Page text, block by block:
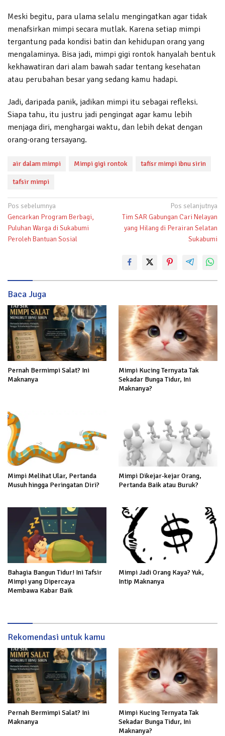
Meski begitu, para ulama selalu mengingatkan agar tidak
menafsirkan mimpi secara mutlak. Karena setiap mimpi
tergantung pada kondisi batin dan kehidupan orang yang
mengalaminya. Bisa jadi, mimpi gigi rontok hanyalah bentuk
kekhawatiran dari alam bawah sadar tentang kesehatan
atau perubahan besar yang sedang kamu hadapi.
Jadi, daripada panik, jadikan mimpi itu sebagai refleksi.
Siapa tahu, itu justru jadi pengingat agar kamu lebih
menjaga diri, menghargai waktu, dan lebih dekat dengan
orang-orang tersayang.
air dalam mimpi Mimpi gigi rontok tafisr mimpi ibnu sirin
tafsir mimpi
Navigasi
pos
Pos sebelumnya
Gencarkan Program Berbagi,
Puluhan Warga di Sukabumi
Peroleh Bantuan Sosial
Pos selanjutnya
Tim SAR Gabungan Cari Nelayan
yang Hilang di Perairan Selatan
Sukabumi
Baca Juga
Pernah Bermimpi Salat? Ini
Maknanya
Mimpi Kucing Ternyata Tak
Sekadar Bunga Tidur, Ini
Maknanya?
Mimpi Melihat Ular, Pertanda
Musuh hingga Peringatan Diri?
Mimpi Dikejar-kejar Orang,
Pertanda Baik atau Buruk?
Bahagia Bangun Tidur! Ini Tafsir
Mimpi yang Dipercaya
Membawa Kabar Baik
Mimpi Jadi Orang Kaya? Yuk,
Intip Maknanya
Rekomendasi untuk kamu
Pernah Bermimpi Salat? Ini
Maknanya
Mimpi Kucing Ternyata Tak
Sekadar Bunga Tidur, Ini
Maknanya?